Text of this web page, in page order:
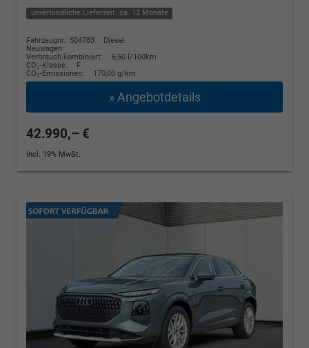
unverbindliche Lieferzeit: ca. 12 Monate
Fahrzeugnr.: 504783
Diesel
Neuwagen
Verbrauch kombiniert:
6,50 l/100km
CO2-Klasse:
F
CO2-Emissionen: 170,00 g/km
» Angebotdetails
42.990,– €
incl. 19% MwSt.